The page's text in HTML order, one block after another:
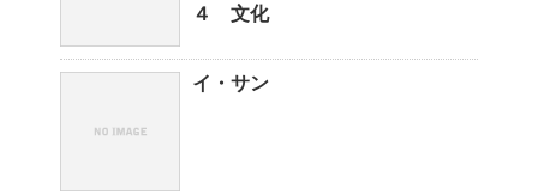
４ 文化
イ・サン